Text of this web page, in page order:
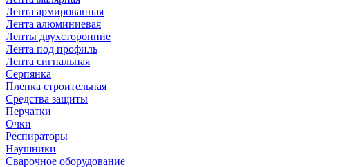
Лента армированная
Лента алюминиевая
Ленты двухсторонние
Лента под профиль
Лента сигнальная
Серпянка
Пленка строительная
Средства защиты
Перчатки
Очки
Респираторы
Наушники
Сварочное оборудование